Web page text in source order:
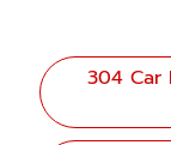
304 Car